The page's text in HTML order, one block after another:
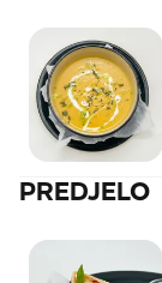
PREDJELO